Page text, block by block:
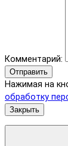
Комментарий:
Отправить
Нажимая на
обработку
Закрыть